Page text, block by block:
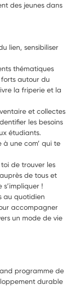
des jeunes dans
lien, sensibiliser
thématiques
autour du
la friperie et la
et collectes
les besoins
étudiants.
à une com’ qui te
de trouver les
de tous et
s’impliquer !
au quotidien
accompagner
un mode de vie
programme de
durable